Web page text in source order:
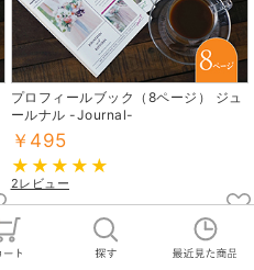
プロフィールブック（8ページ） ジュ
ールナル -Journal-
￥495
2レビュー